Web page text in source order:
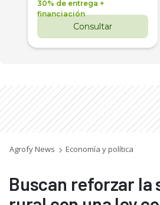
30% de entrega +
financiación
Consultar
Agrofy News Economía y política
Buscan reforzar la